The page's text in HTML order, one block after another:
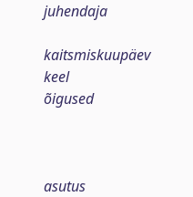
juhendaja
kaitsmiskuupäev
keel
õigused
asutus